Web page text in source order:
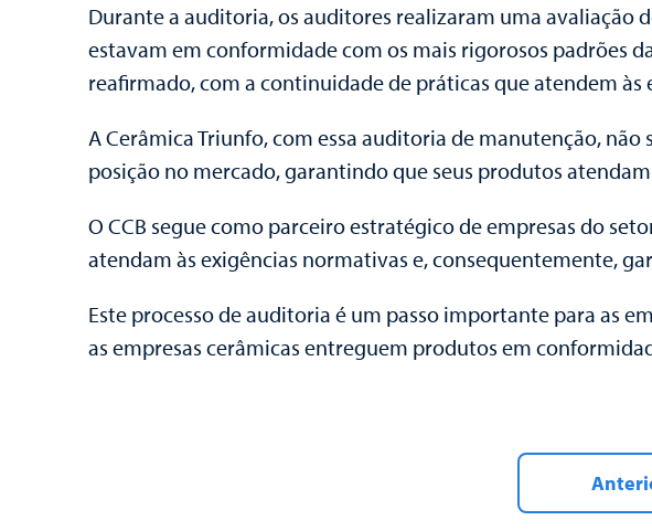
Durante a auditoria, os auditores realizaram uma avaliação
estavam em conformidade com os mais rigorosos padrões
reafirmado, com a continuidade de práticas que atendem às
A Cerâmica Triunfo, com essa auditoria de manutenção,
posição no mercado, garantindo que seus produtos
O CCB segue como parceiro estratégico de empresas do
atendam às exigências normativas e, consequentemente,
Este processo de auditoria é um passo importante para as
as empresas cerâmicas entreguem produtos em